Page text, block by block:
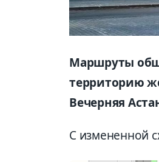
Маршруты
территорию
Вечерняя
С измененной